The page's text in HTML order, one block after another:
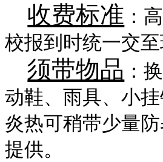
收费标准 ：
校报到时统一交
须带物品 ：
动鞋、雨具、小
炎热可稍带少量
提供。